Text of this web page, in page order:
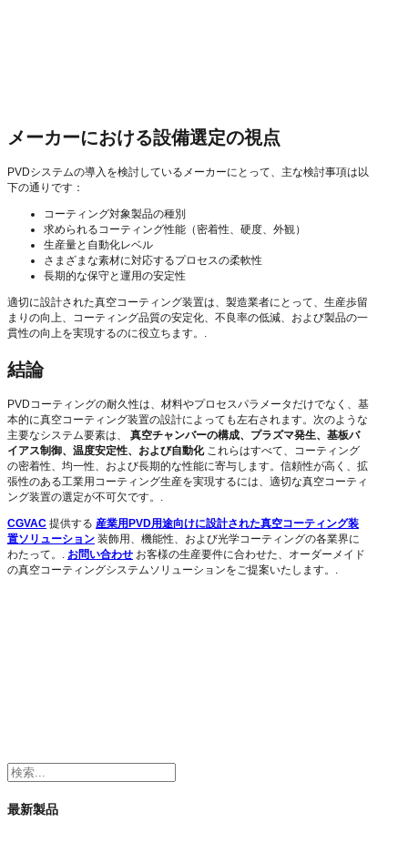
メーカーにおける設備選定の視点
PVDシステムの導入を検討しているメーカーにとって、主な検討事項は以
下の通りです：
コーティング対象製品の種別
求められるコーティング性能（密着性、硬度、外観）
生産量と自動化レベル
さまざまな素材に対応するプロセスの柔軟性
長期的な保守と運用の安定性
適切に設計された真空コーティング装置は、製造業者にとって、生産歩留
まりの向上、コーティング品質の安定化、不良率の低減、および製品の一
貫性の向上を実現するのに役立ちます。.
結論
PVDコーティングの耐久性は、材料やプロセスパラメータだけでなく、基
本的に真空コーティング装置の設計によっても左右されます。次のような
主要なシステム要素は、 真空チャンバーの構成、プラズマ発生、基板バ
イアス制御、温度安定性、および自動化これらはすべて、コーティング
の密着性、均一性、および長期的な性能に寄与します。信頼性が高く、拡
張性のある工業用コーティング生産を実現するには、適切な真空コーティ
ング装置の選定が不可欠です。.
CGVAC 提供する 産業用PVD用途向けに設計された真空コーティング装
置ソリューション 装飾用、機能性、および光学コーティングの各業界に
わたって。. お問い合わせ お客様の生産要件に合わせた、オーダーメイド
の真空コーティングシステムソリューションをご提案いたします。.
検
索
最新製品